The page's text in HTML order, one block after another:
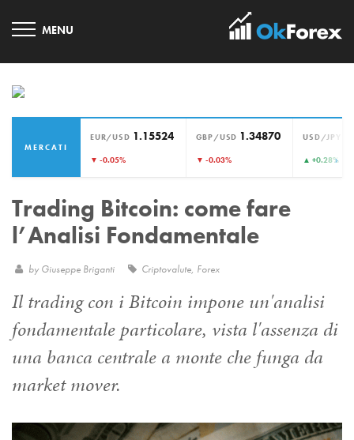
MERCATI
EUR/USD 1.15524
▼ -0.05%
GBP/USD 1.34870
▼ -0.03%
USD/JPY
▲ +0.28%
›
Trading Bitcoin: come fare
l’Analisi Fondamentale
by Giuseppe Briganti Criptovalute, Forex
Il trading con i Bitcoin impone un'analisi
fondamentale particolare, vista l'assenza di
una banca centrale a monte che funga da
market mover.